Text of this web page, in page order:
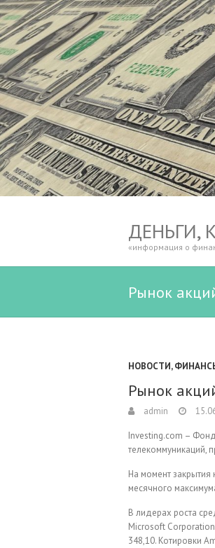
ДЕНЬГИ,
«информация о
Рынок
НОВОСТИ,
Рынок
admin
Investing.com –
телекоммуникаций,
На момент
месячного
В лидерах роста
Microsoft
348,10. Котировки